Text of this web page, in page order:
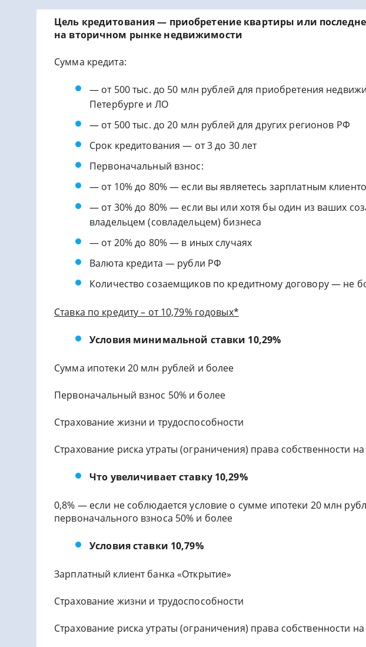
Цель кредитования — приобретение квартиры или
на вторичном рынке недвижимости
Сумма кредита:
— от 500 тыс. до 50 млн рублей для приобретения
Петербурге и ЛО
— от 500 тыс. до 20 млн рублей для других регионов РФ
Срок кредитования — от 3 до 30 лет
Первоначальный взнос:
— от 10% до 80% — если вы являетесь зарплатным
— от 30% до 80% — если вы или хотя бы один из ваших
владельцем (совладельцем) бизнеса
— от 20% до 80% — в иных случаях
Валюта кредита — рубли РФ
Количество созаемщиков по кредитному договору — не
Ставка по кредиту – от 10,79% годовых*
Условия минимальной ставки 10,29%
Сумма ипотеки 20 млн рублей и более
Первоначальный взнос 50% и более
Страхование жизни и трудоспособности
Страхование риска утраты (ограничения) права собственности
Что увеличивает ставку 10,29%
0,8% — если не соблюдается условие о сумме ипотеки 20 млн
первоначального взноса 50% и более
Условия ставки 10,79%
Зарплатный клиент банка «Открытие»
Страхование жизни и трудоспособности
Страхование риска утраты (ограничения) права собственности